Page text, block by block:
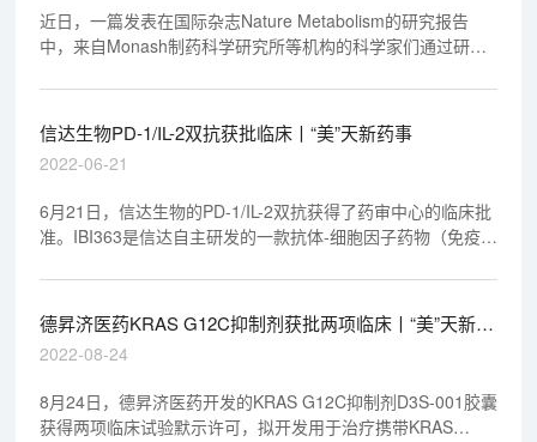
近日，一篇发表在国际杂志Nature Metabolism的研究报告
中，来自Monash制药科学研究所等机构的科学家们通过研究
胰岛素抵抗的潜在原因，同时也是开发新型疗法的潜在靶点...
...
信达生物PD-1/IL-2双抗获批临床丨“美”天新药事
2022-06-21
6月21日，信达生物的PD-1/IL-2双抗获得了药审中心的临床批
准。IBI363是信达自主研发的一款抗体-细胞因子药物（免疫细
德昇济医药KRAS G12C抑制剂获批两项临床丨“美”天新药
事
2022-08-24
8月24日，德昇济医药开发的KRAS G12C抑制剂D3S-001胶囊
获得两项临床试验默示许可，拟开发用于治疗携带KRAS